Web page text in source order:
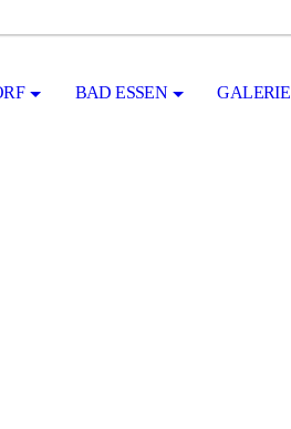
BAD ESSEN GALERIE